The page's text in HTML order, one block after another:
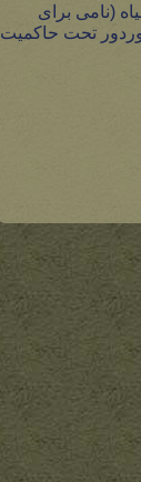
(نامی برای
تحت حاکمیت